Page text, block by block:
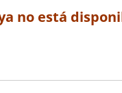
no está